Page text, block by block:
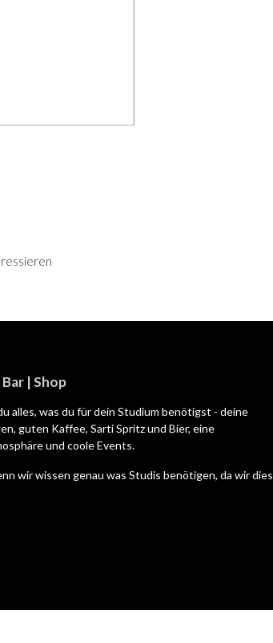
| Shop
alles, was du für dein Studium benötigst - deine
guten Kaffee, Sarti Spritz und Bier, eine
und coole Events.
wir wissen genau was Studis benötigen, da wir dies